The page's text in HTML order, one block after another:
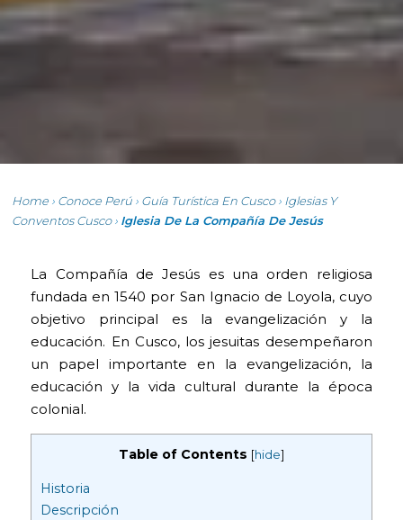
Home › Conoce Perú › Guía Turística En Cusco› Iglesias Y
Conventos Cusco› Iglesia De La Compañía De Jesús
La Compañía de Jesús es una orden religiosa
fundada en 1540 por San Ignacio de Loyola, cuyo
objetivo principal es la evangelización y la
educación. En Cusco, los jesuitas desempeñaron
un papel importante en la evangelización, la
educación y la vida cultural durante la época
colonial.
Table of Contents [hide]
Historia
Descripción